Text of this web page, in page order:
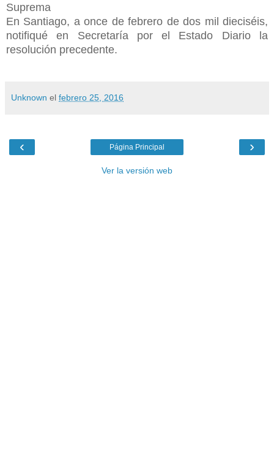
Suprema
En Santiago, a once de febrero de dos mil dieciséis,
notifiqué en Secretaría por el Estado Diario la
resolución precedente.
Unknown el febrero 25, 2016
‹ ›
Página Principal
Ver la versión web